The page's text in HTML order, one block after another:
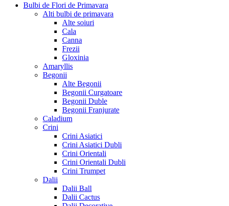
Bulbi de Flori de Primavara
Alti bulbi de primavara
Alte soiuri
Cala
Canna
Frezii
Gloxinia
Amaryllis
Begonii
Alte Begonii
Begonii Curgatoare
Begonii Duble
Begonii Franjurate
Caladium
Crini
Crini Asiatici
Crini Asiatici Dubli
Crini Orientali
Crini Orientali Dubli
Crini Trumpet
Dalii
Dalii Ball
Dalii Cactus